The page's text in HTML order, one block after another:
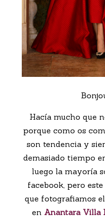
Hacía mucho que
porque como os
son tendencia y
demasiado tiempo
luego la mayoría
facebook, pero
que fotografiamos
en Anantara Villa